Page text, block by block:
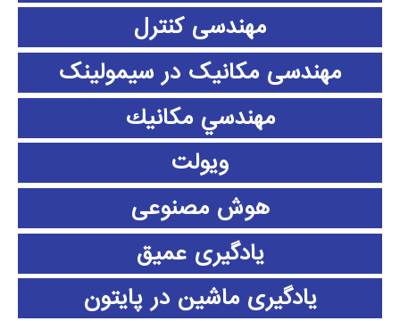
مهندسی کنترل
مهندسی مکانیک در سیمولینک
مهندسي مكانيك
ویولت
هوش مصنوعی
یادگیری عمیق
یادگیری ماشین در پایتون